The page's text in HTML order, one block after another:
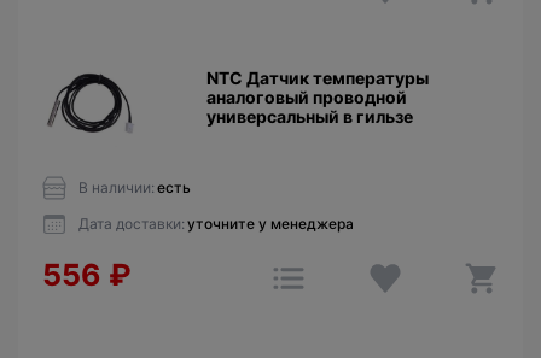
NTC Датчик температуры
аналоговый проводной
универсальный в гильзе
В наличии: есть
Дата доставки: уточните у менеджера
556 ₽